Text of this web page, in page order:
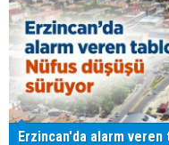
Erzincan'da alarm